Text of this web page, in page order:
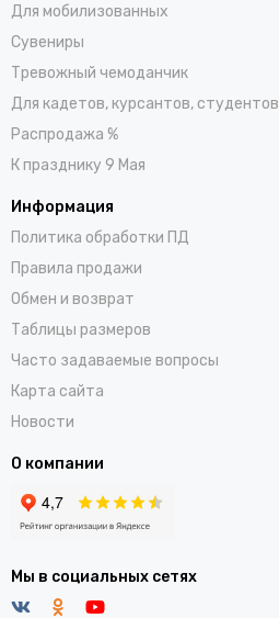
Для мобилизованных
Сувениры
Тревожный чемоданчик
Для кадетов, курсантов, студентов
Распродажа %
К празднику 9 Мая
Информация
Политика обработки ПД
Правила продажи
Обмен и возврат
Таблицы размеров
Часто задаваемые вопросы
Карта сайта
Новости
О компании
Мы в социальных сетях